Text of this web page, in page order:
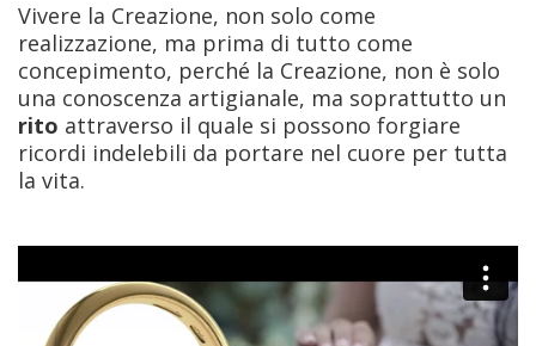
Vivere la Creazione, non solo come
realizzazione, ma prima di tutto come
concepimento, perché la Creazione, non è solo
una conoscenza artigianale, ma soprattutto un
rito attraverso il quale si possono forgiare
ricordi indelebili da portare nel cuore per tutta
la vita.